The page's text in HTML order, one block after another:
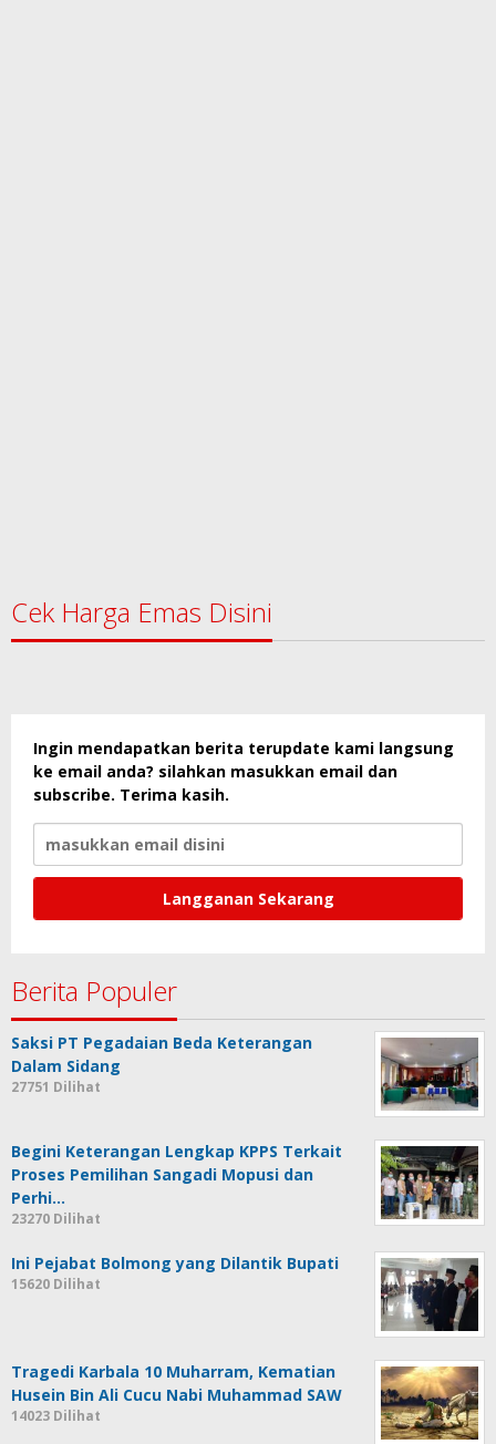
Cek Harga Emas Disini
Ingin mendapatkan berita terupdate kami langsung
ke email anda? silahkan masukkan email dan
subscribe. Terima kasih.
Berita Populer
Saksi PT Pegadaian Beda Keterangan
Dalam Sidang
27751 Dilihat
Begini Keterangan Lengkap KPPS Terkait
Proses Pemilihan Sangadi Mopusi dan
Perhi…
23270 Dilihat
Ini Pejabat Bolmong yang Dilantik Bupati
15620 Dilihat
Tragedi Karbala 10 Muharram, Kematian
Husein Bin Ali Cucu Nabi Muhammad SAW
14023 Dilihat